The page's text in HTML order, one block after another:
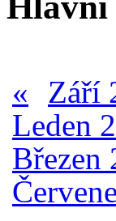
« Září
Leden
Březen